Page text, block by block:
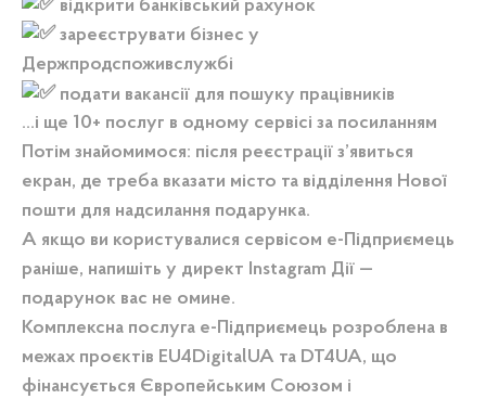
відкрити банківський рахунок
зареєструвати бізнес у
Держпродспоживслужбі
подати вакансії для пошуку працівників
…і ще 10+ послуг в одному сервісі за посиланням
Потім знайомимося: після реєстрації з’явиться
екран, де треба вказати місто та відділення Нової
пошти для надсилання подарунка.
А якщо ви користувалися сервісом е-Підприємець
раніше, напишіть у директ Instagram Дії —
подарунок вас не омине.
Комплексна послуга е-Підприємець розроблена в
межах проєктів EU4DigitalUA та DT4UA, що
фінансується Європейським Союзом і